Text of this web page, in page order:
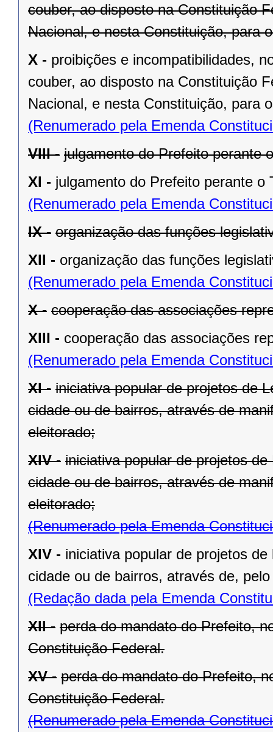
couber, ao disposto na Constituição
Nacional, e nesta Constituição, para
X - proibições e incompatibilidades,
couber, ao disposto na Constituição
Nacional, e nesta Constituição, para
(Renumerado pela Emenda
VIII - julgamento do Prefeito perante
XI - julgamento do Prefeito perante o
(Renumerado pela Emenda
IX - organização das funções
XII - organização das funções
(Renumerado pela Emenda
X - cooperação das associações
XIII - cooperação das associações
(Renumerado pela Emenda
XI - iniciativa popular de projetos de
cidade ou de bairros, através de
eleitorado;
XIV - iniciativa popular de projetos
cidade ou de bairros, através de
eleitorado;
(Renumerado pela Emenda
XIV - iniciativa popular de projetos
cidade ou de bairros, através de,
(Redação dada pela Emenda
XII - perda do mandato do Prefeito,
Constituição Federal.
XV - perda do mandato do Prefeito,
Constituição Federal.
(Renumerado pela Emenda